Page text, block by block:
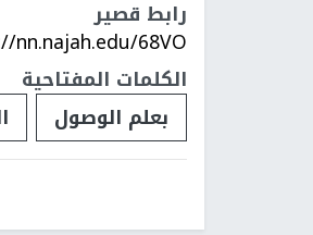
رابط قصير
nn.najah.edu/68VO/
الكلمات المفتاحية
بعلم الوصول